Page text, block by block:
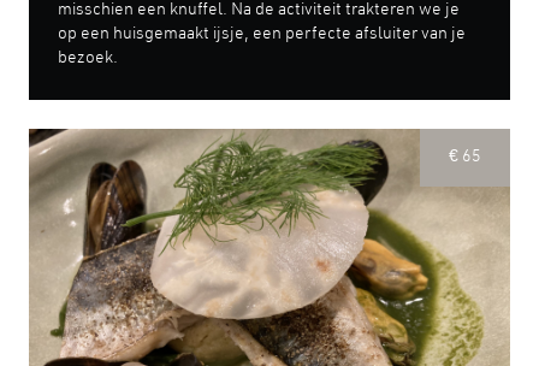
misschien een knuffel. Na de activiteit trakteren we je
op een huisgemaakt ijsje, een perfecte afsluiter van je
bezoek.
€ 65